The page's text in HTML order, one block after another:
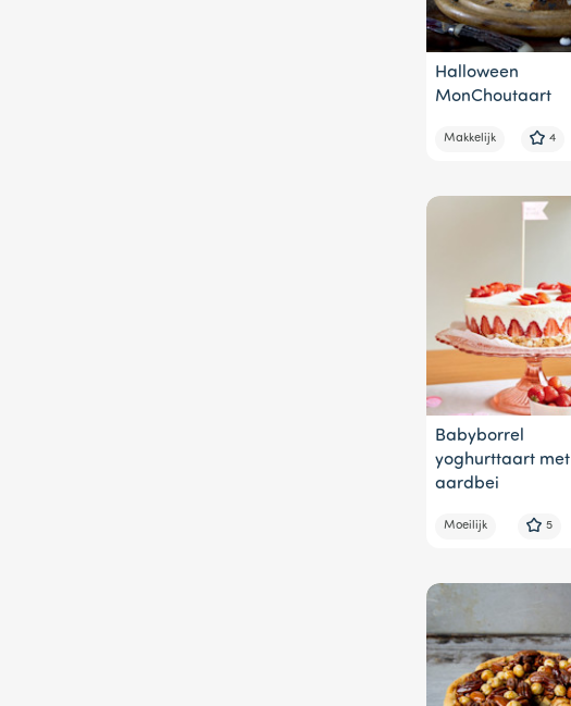
Halloween
MonChoutaart
Makkelijk 4
Babyborrel
yoghurttaart met
aardbei
Moeilijk 5